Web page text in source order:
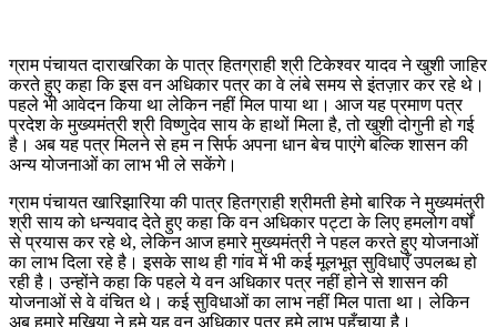
ग्राम पंचायत दाराखरिका के पात्र हितग्राही श्री टिकेश्वर यादव ने खुशी जाहिर
करते हुए कहा कि इस वन अधिकार पत्र का वे लंबे समय से इंतज़ार कर रहे थे।
पहले भी आवेदन किया था लेकिन नहीं मिल पाया था। आज यह प्रमाण पत्र
प्रदेश के मुख्यमंत्री श्री विष्णुदेव साय के हाथों मिला है, तो खुशी दोगुनी हो गई
है। अब यह पत्र मिलने से हम न सिर्फ अपना धान बेच पाएंगे बल्कि शासन की
अन्य योजनाओं का लाभ भी ले सकेंगे।
ग्राम पंचायत खारिझारिया की पात्र हितग्राही श्रीमती हेमो बारिक ने मुख्यमंत्री
श्री साय को धन्यवाद देते हुए कहा कि वन अधिकार पट्टा के लिए हमलोग वर्षों
से प्रयास कर रहे थे, लेकिन आज हमारे मुख्यमंत्री ने पहल करते हुए योजनाओं
का लाभ दिला रहे है। इसके साथ ही गांव में भी कई मूलभूत सुविधाएँ उपलब्ध हो
रही है। उन्होंने कहा कि पहले ये वन अधिकार पत्र नहीं होने से शासन की
योजनाओं से वे वंचित थे। कई सुविधाओं का लाभ नहीं मिल पाता था। लेकिन
अब हमारे मुखिया ने हमे यह वन अधिकार पत्र हमे लाभ पहुँचाया है।